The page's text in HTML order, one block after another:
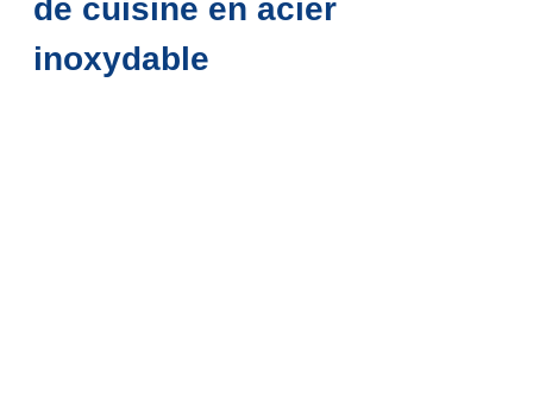
de cuisine en acier
inoxydable